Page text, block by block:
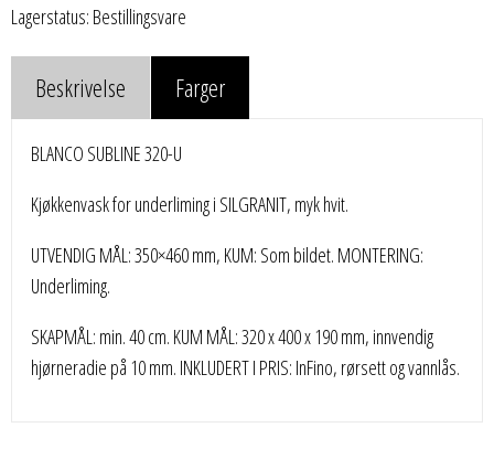
Lagerstatus: Bestillingsvare
Beskrivelse Farger
BLANCO SUBLINE 320-U
Kjøkkenvask for underliming i SILGRANIT, myk hvit.
UTVENDIG MÅL: 350×460 mm, KUM: Som bildet. MONTERING:
Underliming.
SKAPMÅL: min. 40 cm. KUM MÅL: 320 x 400 x 190 mm, innvendig
hjørneradie på 10 mm. INKLUDERT I PRIS: InFino, rørsett og vannlås.